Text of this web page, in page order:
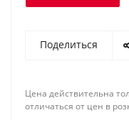
Поделиться
Цена действительна
отличаться от цен в